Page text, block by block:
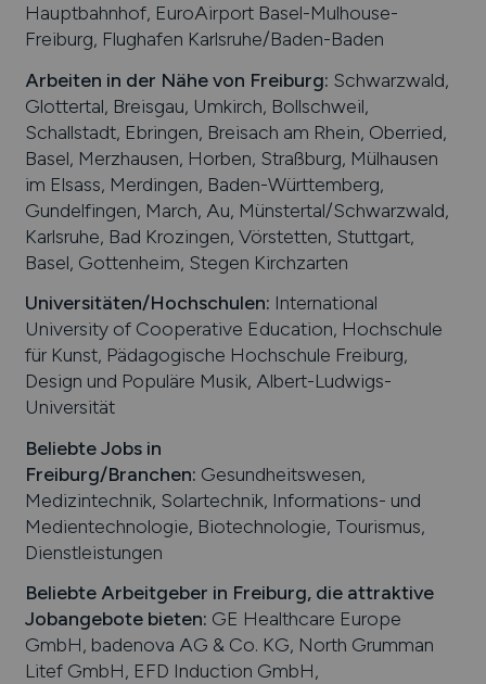
Hauptbahnhof, EuroAirport Basel-Mulhouse-
Freiburg, Flughafen Karlsruhe/Baden-Baden
Arbeiten in der Nähe von Freiburg: Schwarzwald,
Glottertal, Breisgau, Umkirch, Bollschweil,
Schallstadt, Ebringen, Breisach am Rhein, Oberried,
Basel, Merzhausen, Horben, Straßburg, Mülhausen
im Elsass, Merdingen, Baden-Württemberg,
Gundelfingen, March, Au, Münstertal/Schwarzwald,
Karlsruhe, Bad Krozingen, Vörstetten, Stuttgart,
Basel, Gottenheim, Stegen Kirchzarten
Universitäten/Hochschulen: International
University of Cooperative Education, Hochschule
für Kunst, Pädagogische Hochschule Freiburg,
Design und Populäre Musik, Albert-Ludwigs-
Universität
Beliebte Jobs in
Freiburg/Branchen: Gesundheitswesen,
Medizintechnik, Solartechnik, Informations- und
Medientechnologie, Biotechnologie, Tourismus,
Dienstleistungen
Beliebte Arbeitgeber in Freiburg, die attraktive
Jobangebote bieten: GE Healthcare Europe
GmbH, badenova AG & Co. KG, North Grumman
Litef GmbH, EFD Induction GmbH,